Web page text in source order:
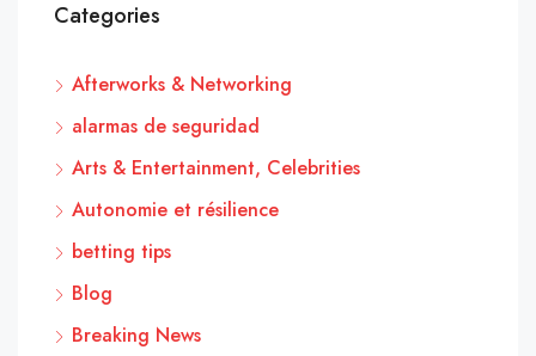
Categories
Afterworks & Networking
alarmas de seguridad
Arts & Entertainment, Celebrities
Autonomie et résilience
betting tips
Blog
Breaking News